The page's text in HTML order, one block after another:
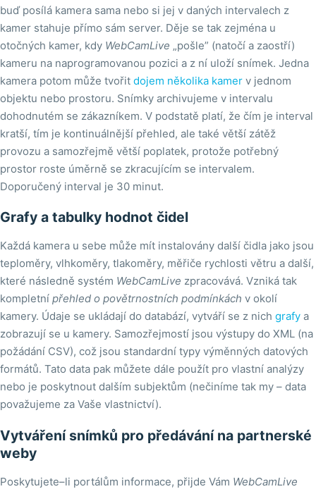
buď posílá kamera sama nebo si jej v daných intervalech z
kamer stahuje přímo sám server. Děje se tak zejména u
otočných kamer, kdy WebCamLive „pošle” (natočí a zaostří)
kameru na naprogramovanou pozici a z ní uloží snímek. Jedna
kamera potom může tvořit dojem několika kamer v jednom
objektu nebo prostoru. Snímky archivujeme v intervalu
dohodnutém se zákazníkem. V podstatě platí, že čím je interval
kratší, tím je kontinuálnější přehled, ale také větší zátěž
provozu a samozřejmě větší poplatek, protože potřebný
prostor roste úměrně se zkracujícím se intervalem.
Doporučený interval je 30 minut.
Grafy a tabulky hodnot čidel
Každá kamera u sebe může mít instalovány další čidla jako jsou
teploměry, vlhkoměry, tlakoměry, měřiče rychlosti větru a další,
které následně systém WebCamLive zpracovává. Vzniká tak
kompletní přehled o povětrnostních podmínkách v okolí
kamery. Údaje se ukládají do databází, vytváří se z nich grafy a
zobrazují se u kamery. Samozřejmostí jsou výstupy do XML (na
požádání CSV), což jsou standardní typy výměnných datových
formátů. Tato data pak můžete dále použít pro vlastní analýzy
nebo je poskytnout dalším subjektům (nečiníme tak my – data
považujeme za Vaše vlastnictví).
Vytváření snímků pro předávání na partnerské
weby
Poskytujete–li portálům informace, přijde Vám WebCamLive